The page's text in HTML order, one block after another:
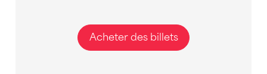
Acheter des billets